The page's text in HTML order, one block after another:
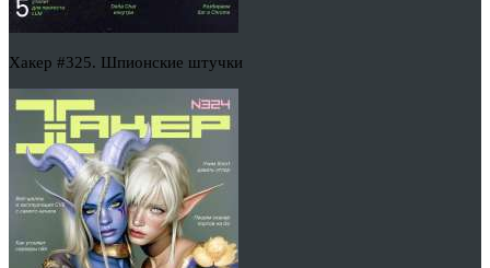
Хакер #325. Шпионские штучки